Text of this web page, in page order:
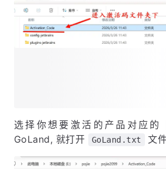
选择你想要激活的产品对应的
GoLand, 就打开
GoLand.txt 文件